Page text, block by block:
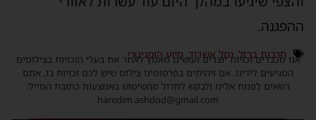
ההפגנה.
חרבות ברזל, נמל אשדוד, סיוע הומניטרי
אנו מכבדים זכויות יוצרים ועושים מאמץ לאתר את בעלי הזכויות בצילומים
המגיעים לידינו. אם זיהיתים בפרסומינו צילום שיש לכם זכויות בו, אתם
רשאים לפנות אלינו ולבקש לחדול מהשימוש באמצעות כתובת המייל:
haredim.ashdod@gmail.com